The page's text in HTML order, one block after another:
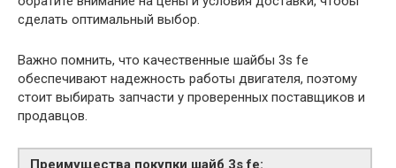
сделать оптимальный выбор.
Важно помнить, что качественные шайбы 3s fe
обеспечивают надежность работы двигателя, поэтому
стоит выбирать запчасти у проверенных поставщиков и
продавцов.
Преимущества покупки шайб 3s fe: